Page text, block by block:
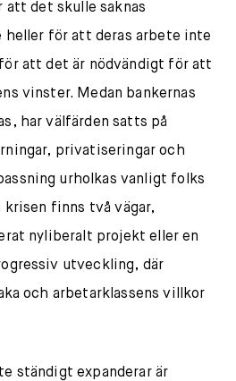
det skulle saknas
för att deras arbete inte
att det är nödvändigt för att
vinster. Medan bankernas
har välfärden satts på
privatiseringar och
urholkas vanligt folks
finns två vägar,
nyliberalt projekt eller en
utveckling, där
och arbetarklassens villkor
ständigt expanderar är